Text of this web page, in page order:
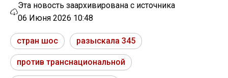
Эта новость заархивирована с источника
06 Июня 2026 10:48
стран шос разыскала 345
против транснациональной